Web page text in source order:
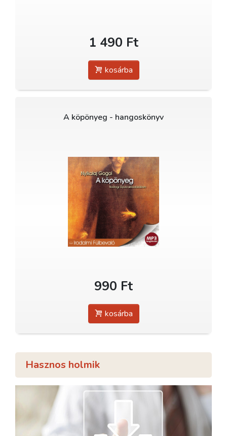
1 490 Ft
kosárba
A köpönyeg - hangoskönyv
990 Ft
kosárba
Hasznos holmik